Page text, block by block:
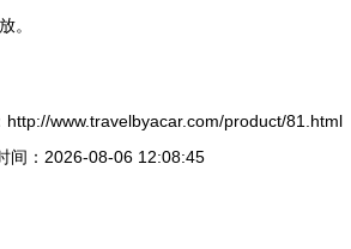
。
http://www.travelbyacar.com/product/81.html
间：2026-08-06 12:08:45